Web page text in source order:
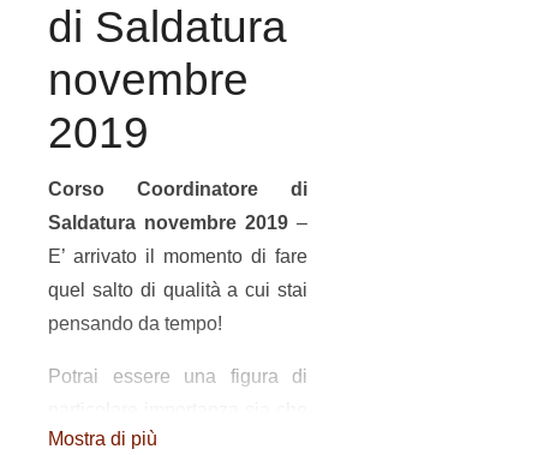
di Saldatura
novembre
2019
Corso Coordinatore di
Saldatura novembre 2019 –
E’ arrivato il momento di fare
quel salto di qualità a cui stai
pensando da tempo!
Potrai essere una figura di
tu lavori all’interno di una
Mostra di più